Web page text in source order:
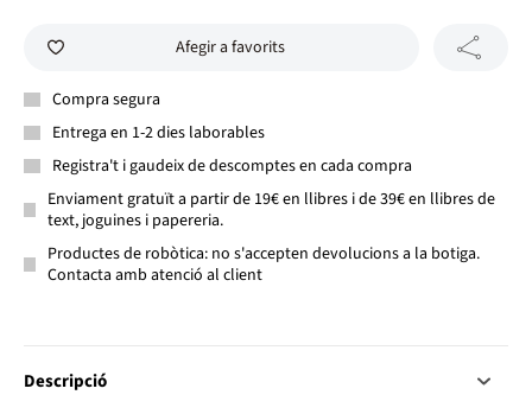
Afegir a favorits
Compra segura
Entrega en 1-2 dies laborables
Registra't i gaudeix de descomptes en cada compra
Enviament gratuït a partir de 19€ en llibres i de 39€ en llibres de
text, joguines i papereria.
Productes de robòtica: no s'accepten devolucions a la botiga.
Contacta amb atenció al client
Descripció